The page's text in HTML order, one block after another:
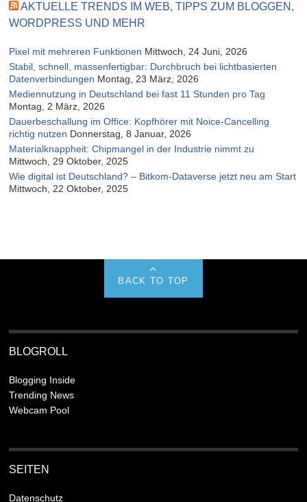
AKTUELLE TRENDS IM WEB, TIPPS ZUM BLOGGEN,
WORDPRESS UND MEHR
Pixel mit mehreren Funktionen Mittwoch, 24 Juni, 2026
Stabil, schnell, massenfertigbar: Durchbruch bei lichtbasierten
Datenverbindungen Montag, 23 März, 2026
Mediennutzung in Deutschland bei fast 11 Stunden pro Tag
Montag, 2 März, 2026
Dauerbeschallung im Office: Kopfhörer mit Noice-Cancelling
richtig nutzen Donnerstag, 8 Januar, 2026
Materialknappheit: Chipmangel in der Industrie nimmt zu
Mittwoch, 29 Oktober, 2025
Wie digital ist Deutschland? – Bitkom-Dataverse jetzt neu am Start
Mittwoch, 22 Oktober, 2025
BACK TO TOP
BLOGROLL
Blogging Inside
Trending News
Webcam Pool
SEITEN
Datenschutz